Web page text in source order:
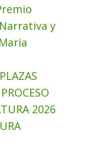
y
2026